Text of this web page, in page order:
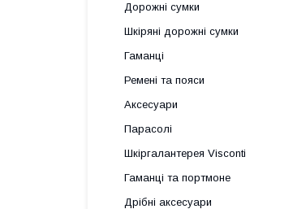
Дорожні сумки
Шкіряні дорожні сумки
Гаманці
Ремені та пояси
Аксесуари
Парасолі
Шкіргалантерея Visconti
Гаманці та портмоне
Дрібні аксесуари